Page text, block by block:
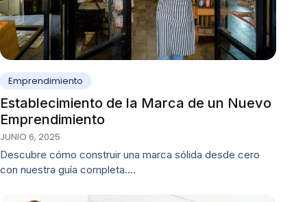
Emprendimiento
Establecimiento de la Marca de un Nuevo
Emprendimiento
JUNIO 6, 2025
Descubre cómo construir una marca sólida desde cero
con nuestra guía completa.…